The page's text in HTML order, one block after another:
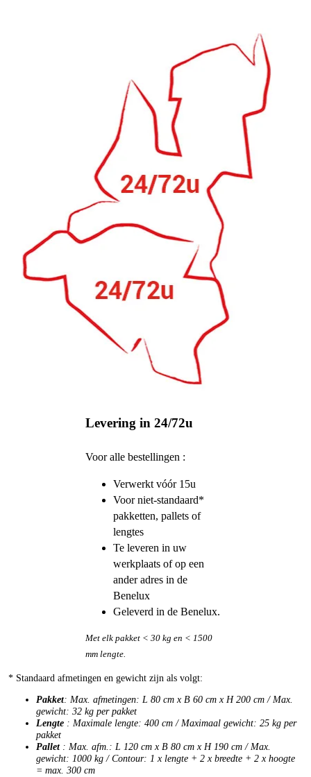
Levering in 24/72u
Voor alle bestellingen :
Verwerkt vóór 15u
Voor niet-standaard*
pakketten, pallets of
lengtes
Te leveren in uw
werkplaats of op een
ander adres in de
Benelux
Geleverd in de Benelux.
Met elk pakket < 30 kg en < 1500
mm lengte.
* Standaard afmetingen en gewicht zijn als volgt:
Pakket: Max. afmetingen: L 80 cm x B 60 cm x H 200 cm / Max.
gewicht: 32 kg per pakket
Lengte : Maximale lengte: 400 cm / Maximaal gewicht: 25 kg per
pakket
Pallet : Max. afm.: L 120 cm x B 80 cm x H 190 cm / Max.
gewicht: 1000 kg / Contour: 1 x lengte + 2 x breedte + 2 x hoogte
= max. 300 cm